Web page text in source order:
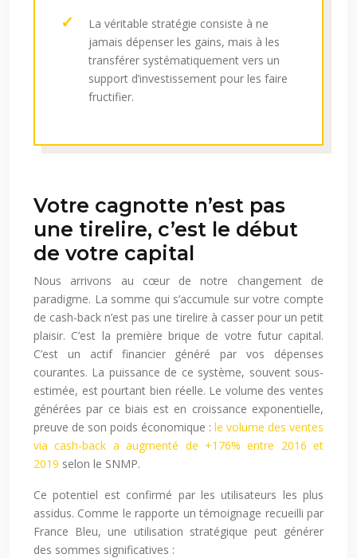
La véritable stratégie consiste à ne
jamais dépenser les gains, mais à les
transférer systématiquement vers un
support d’investissement pour les faire
fructifier.
Votre cagnotte n’est pas
une tirelire, c’est le début
de votre capital
Nous arrivons au cœur de notre changement de
paradigme. La somme qui s’accumule sur votre compte
de cash-back n’est pas une tirelire à casser pour un petit
plaisir. C’est la première brique de votre futur capital.
C’est un actif financier généré par vos dépenses
courantes. La puissance de ce système, souvent sous-
estimée, est pourtant bien réelle. Le volume des ventes
générées par ce biais est en croissance exponentielle,
preuve de son poids économique : le volume des ventes
via cash-back a augmenté de +176% entre 2016 et
2019 selon le SNMP.
Ce potentiel est confirmé par les utilisateurs les plus
assidus. Comme le rapporte un témoignage recueilli par
France Bleu, une utilisation stratégique peut générer
des sommes significatives :